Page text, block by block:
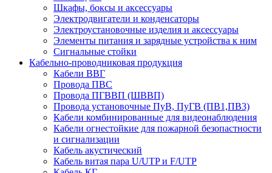
Шкафы, боксы и аксессуары
Электродвигатели и конденсаторы
Электроустановочные изделия и аксессуары
Элементы питания и зарядные устройства к ним
Сигнальные стойки
Кабельно-проводниковая продукция
Кабели ВВГ
Провода ПВС
Провода ПГВВП (ШВВП)
Провода установочные ПуВ, ПуГВ (ПВ1,ПВ3)
Кабели комбинированные для видеонаблюдения
Кабели огнестойкие для пожарной безопастности
и сигнализации
Кабель акустический
Кабель витая пара U/UTP и F/UTP